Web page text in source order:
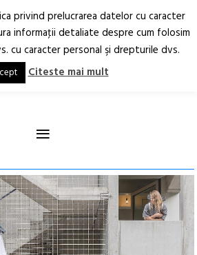
RO EN
≡
privind prelucrarea datelor cu caracter
informaţii detaliate despre cum folosim
cu caracter personal şi drepturile dvs.
Citeste mai mult